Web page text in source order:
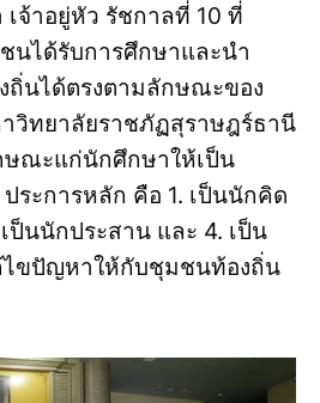
เจ้าอยู่หัว รัชกาลที่ 10 ที่
นได้รับการศึกษาและนำ
นได้ตรงตามลักษณะของ
วิทยาลัยราชภัฏสุราษฎร์ธานี
ณะแก่นักศึกษาให้เป็น
ประการหลัก คือ 1. เป็นนักคิด
ป็นนักประสาน และ 4. เป็น
ไขปัญหาให้กับชุมชนท้องถิ่น